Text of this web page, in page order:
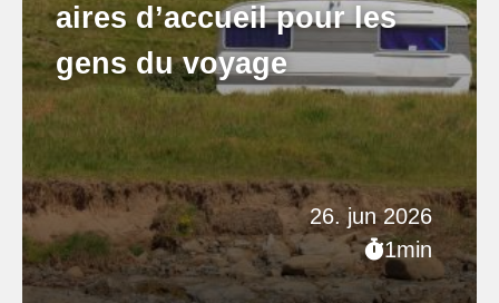
26. jun 2026
1min
aires d’accueil pour les
gens du voyage